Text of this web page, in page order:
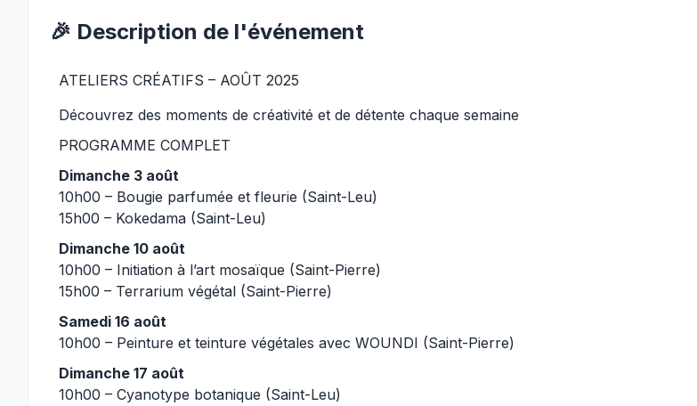
🎉 Description de l'événement
ATELIERS CRÉATIFS – AOÛT 2025
Découvrez des moments de créativité et de détente chaque semaine
PROGRAMME COMPLET
Dimanche 3 août
10h00 – Bougie parfumée et fleurie (Saint-Leu)
15h00 – Kokedama (Saint-Leu)
Dimanche 10 août
10h00 – Initiation à l’art mosaïque (Saint-Pierre)
15h00 – Terrarium végétal (Saint-Pierre)
Samedi 16 août
10h00 – Peinture et teinture végétales avec WOUNDI (Saint-Pierre)
Dimanche 17 août
10h00 – Cyanotype botanique (Saint-Leu)